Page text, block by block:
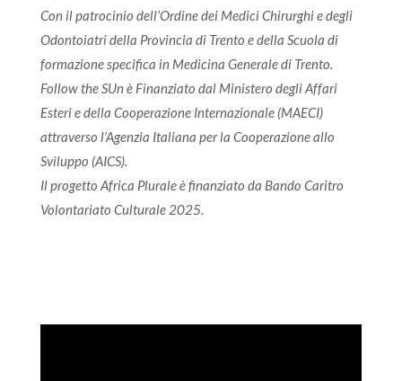
Con il patrocinio dell’Ordine dei Medici Chirurghi e degli
Odontoiatri della Provincia di Trento e della Scuola di
formazione specifica in Medicina Generale di Trento.
Follow the SUn è Finanziato dal Ministero degli Affari
Esteri e della Cooperazione Internazionale (MAECI)
attraverso l’Agenzia Italiana per la Cooperazione allo
Sviluppo (AICS).
Il progetto Africa Plurale è finanziato da Bando Caritro
Volontariato Culturale 2025.